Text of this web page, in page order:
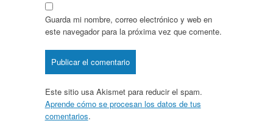
Guarda mi nombre, correo electrónico y web en
este navegador para la próxima vez que comente.
Este sitio usa Akismet para reducir el spam.
Aprende cómo se procesan los datos de tus
comentarios.